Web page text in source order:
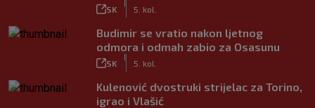
SK 5. kol.
Budimir se vratio nakon ljetnog
odmora i odmah zabio za Osasunu
SK 5. kol.
Kulenović dvostruki strijelac za Torino,
igrao i Vlašić